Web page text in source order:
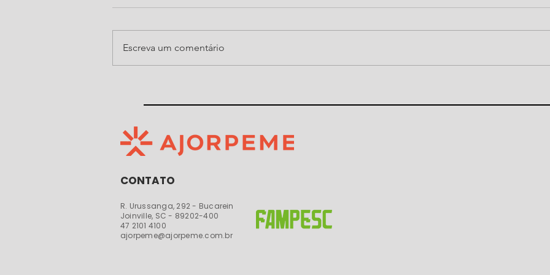
do Senhor Bom Jesus de
Araquari
Escreva um comentário
CONTATO
R. Urussanga, 292 - Bucarein
Joinville, SC - 89202-400​​
47 2101 4100
ajorpeme@ajorpeme.com.br